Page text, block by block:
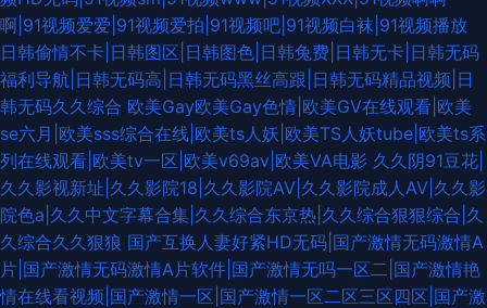
啊|91视频爱爱|91视频爱拍|91视频吧|91视频白袜|91视频播放
日韩偷情不卡|日韩图区|日韩图色|日韩兔费|日韩无卡|日韩无码
福利导航|日韩无码高|日韩无码黑丝高跟|日韩无码精品视频|日
韩无码久久综合 欧美Gay欧美Gay色情|欧美GV在线观看|欧美
se六月|欧美sss综合在线|欧美ts人妖|欧美TS人妖tube|欧美ts系
列在线观看|欧美tv一区|欧美v69av|欧美VA电影 久久阴91豆花|
久久影视新址|久久影院18|久久影院AV|久久影院成人AV|久久影
院色a|久久中文字幕合集|久久综合东京热|久久综合狠狠综合|久
久综合久久狠狼 国产互换人妻好紧HD无码|国产激情无码激情A
片|国产激情无码激情A片软件|国产激情无吗一区二|国产激情艳
情在线看视频|国产激情一区|国产激情一区二区三区四区|国产激